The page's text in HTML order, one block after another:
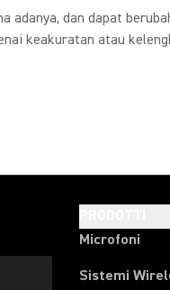
adanya, dan dapat
keakuratan atau
Microfoni
Sistemi